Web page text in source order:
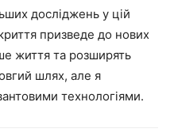
досліджень у цій
призведе до нових
життя та розширять
шлях, але я
технологіями.